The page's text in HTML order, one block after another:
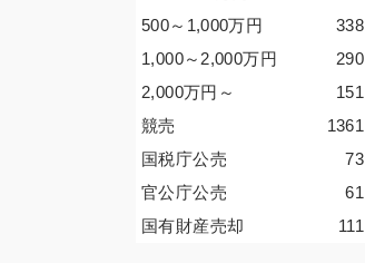
338
500～1,000万円
290
1,000～2,000万円
151
2,000万円 ～
1361
競売
73
国税庁公売
61
官公庁公売
111
国有財産売却